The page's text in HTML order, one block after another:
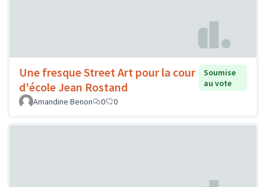
Une fresque Street Art pour la cour
d'école Jean Rostand
Soumise
au vote
Amandine Benon
0 0